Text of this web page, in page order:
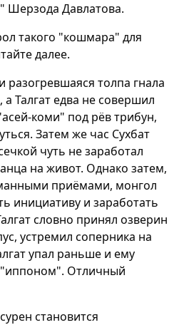
Шерзода Давлатова.
такого "кошмара" для
далее.
разогревшаяся толпа гнала
а Талгат едва не совершил
коми" под рёв трибун,
Затем же час Сухбат
чуть не заработал
на живот. Однако затем,
приёмами, монгол
инициативу и заработать
словно принял озверин
устремил соперника на
упал раньше и ему
Отличный
становится